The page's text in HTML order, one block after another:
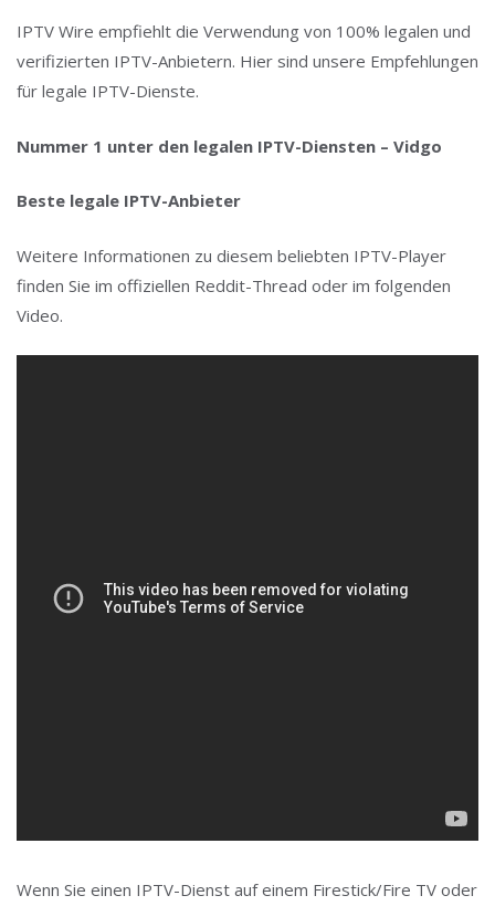
IPTV Wire empfiehlt die Verwendung von 100% legalen und
verifizierten IPTV-Anbietern. Hier sind unsere Empfehlungen
für legale IPTV-Dienste.
Nummer 1 unter den legalen IPTV-Diensten – Vidgo
Beste legale IPTV-Anbieter
Weitere Informationen zu diesem beliebten IPTV-Player
finden Sie im offiziellen Reddit-Thread oder im folgenden
Video.
Wenn Sie einen IPTV-Dienst auf einem Firestick/Fire TV oder